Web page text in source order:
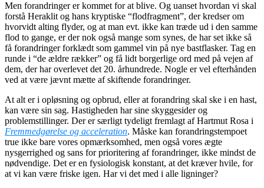
Men forandringer er kommet for at blive. Og uanset hvordan vi skal
forstå Heraklit og hans kryptiske “flodfragment”, der kredser om
hvorvidt alting flyder, og at man evt. ikke kan træde ud i den samme
flod to gange, er der nok også mange som synes, de har set ikke så
få forandringer forklædt som gammel vin på nye bastflasker. Tag en
runde i “de ældre rækker” og få lidt borgerlige ord med på vejen af
dem, der har overlevet det 20. århundrede. Nogle er vel efterhånden
ved at være jævnt mætte af skiftende forandringer.
At alt er i opløsning og opbrud, eller at forandring skal ske i en hast,
kan være sin sag. Hastigheden har sine skyggesider og
problemstillinger. Der er særligt tydeligt fremlagt af Hartmut Rosa i
Fremmedgørelse og acceleration. Måske kan forandringstempoet
true ikke bare vores opmærksomhed, men også vores ægte
nysgerrighed og sans for prioritering af forandringer, ikke mindst de
nødvendige. Det er en fysiologisk konstant, at det kræver hvile, for
at vi kan være friske igen. Har vi det med i alle ligninger?